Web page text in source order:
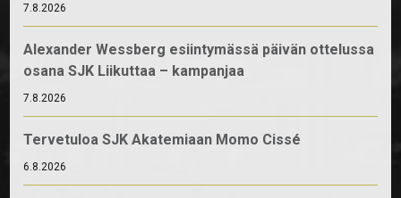
7.8.2026
Alexander Wessberg esiintymässä päivän ottelussa
osana SJK Liikuttaa – kampanjaa
7.8.2026
Tervetuloa SJK Akatemiaan Momo Cissé
6.8.2026